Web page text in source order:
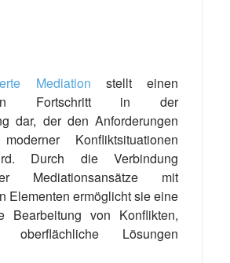
Mediation stellt einen
Fortschritt in der
dar, der den Anforderungen
Konfliktsituationen
Durch die Verbindung
Mediationsansätze mit
Elementen ermöglicht sie eine
Bearbeitung von Konflikten,
Lösungen